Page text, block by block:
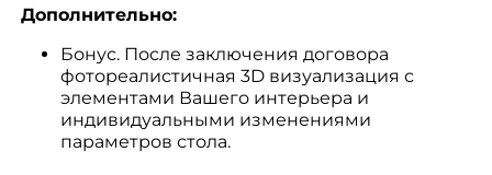
Дополнительно:
Бонус. После заключения договора
фотореалистичная 3D визуализация с
элементами Вашего интерьера и
индивидуальными изменениями
параметров стола.